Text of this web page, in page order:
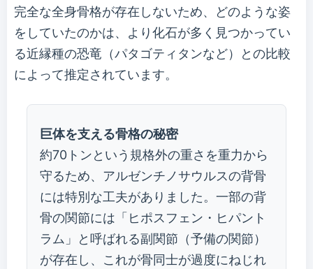
完全な全身骨格が存在しないため、どのような姿
をしていたのかは、より化石が多く見つかってい
る近縁種の恐竜（パタゴティタンなど）との比較
によって推定されています。
巨体を支える骨格の秘密
約70トンという規格外の重さを重力から
守るため、アルゼンチノサウルスの背骨
には特別な工夫がありました。一部の背
骨の関節には「ヒポスフェン・ヒパント
ラム」と呼ばれる副関節（予備の関節）
が存在し、これが骨同士が過度にねじれ